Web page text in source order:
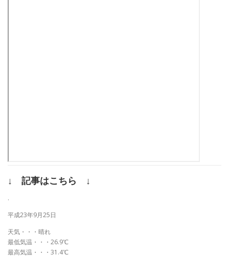
↓ 記事はこちら ↓
.
平成23年9月25日
天気・・・晴れ
最低気温・・・26.9℃
最高気温・・・31.4℃